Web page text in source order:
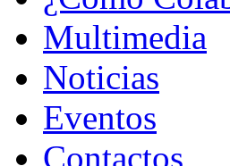
Multimedia
Noticias
Eventos
Contactos